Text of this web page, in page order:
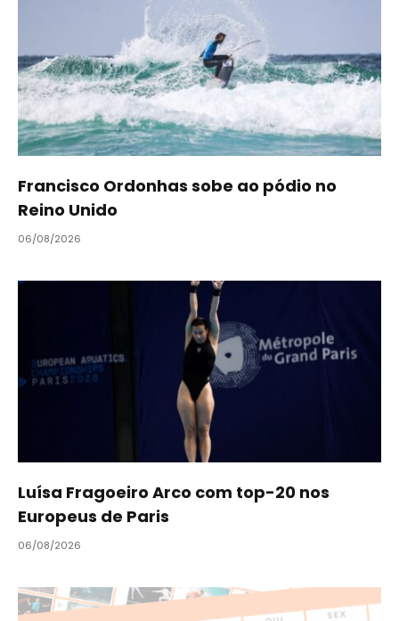
Francisco Ordonhas sobe ao pódio no
Reino Unido
06/08/2026
Luísa Fragoeiro Arco com top-20 nos
Europeus de Paris
06/08/2026